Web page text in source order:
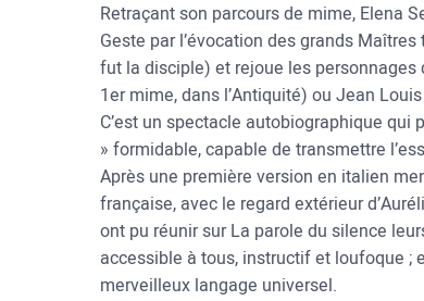
Retraçant son parcours de mime, Elena
Geste par l’évocation des grands
fut la disciple) et rejoue les personnages
1er mime, dans l’Antiquité) ou Jean
C’est un spectacle autobiographique qui
» formidable, capable de transmettre
Après une première version en italien
française, avec le regard extérieur
ont pu réunir sur La parole du silence
accessible à tous, instructif et loufoque ;
merveilleux langage universel.